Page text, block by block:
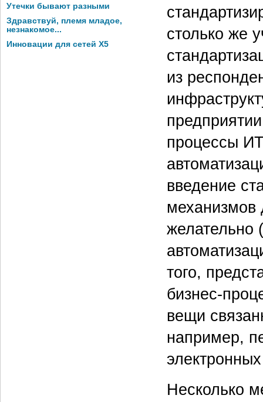
Утечки бывают разными
Здравствуй, племя младое,
незнакомое...
Инновации для сетей X5
столько же
из
процессы
введение
желательно
того,
бизнес-
вещи
например,
Несколько